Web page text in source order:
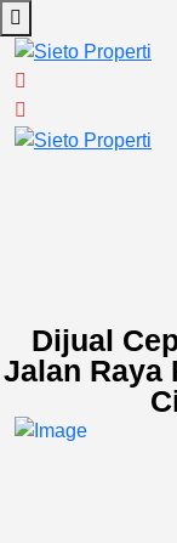
Dijual
Jalan Raya